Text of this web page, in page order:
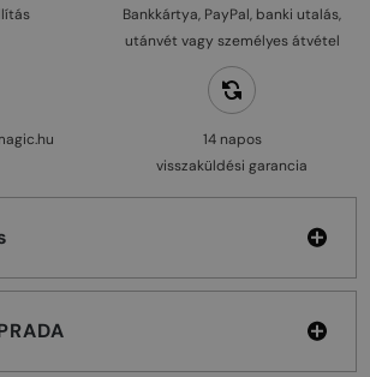
Bankkártya, PayPal, banki utalás,
utánvét vagy személyes átvétel
14 napos
visszaküldési garancia
márkáról: PRADA